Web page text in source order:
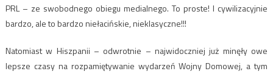
PRL – ze swobodnego obiegu medialnego. To proste! I cywilizacyjnie
bardzo, ale to bardzo niełacińskie, nieklasyczne!!!
Natomiast w Hiszpanii – odwrotnie – najwidoczniej już minęły owe
lepsze czasy na rozpamiętywanie wydarzeń Wojny Domowej, a tym